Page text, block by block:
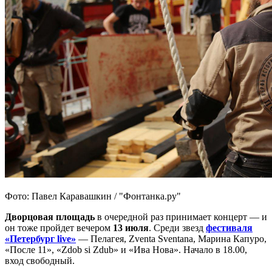
Фото: Павел Каравашкин / "Фонтанка.ру"
Дворцовая площадь в очередной раз принимает концерт — и
он тоже пройдет вечером 13 июля. Среди звезд фестиваля
«Петербург live» — Пелагея, Zventa Sventana, Марина Капуро,
«После 11», «Zdob si Zdub» и «Ива Нова». Начало в 18.00,
вход свободный.